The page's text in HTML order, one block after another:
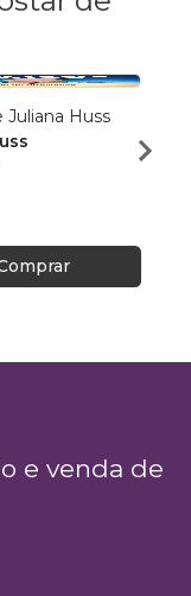
Juliana Huss
DOR
e venda de